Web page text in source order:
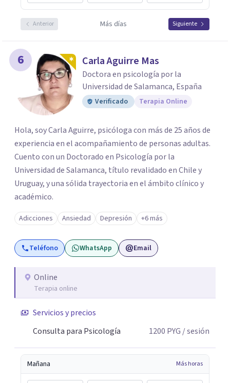
Anterior Más días Siguiente
6 Carla Aguirre Mas
Doctora en psicología por la
Universidad de Salamanca, España
Verificado Terapia Online
Hola, soy Carla Aguirre, psicóloga con más de 25 años de
experiencia en el acompañamiento de personas adultas.
Cuento con un Doctorado en Psicología por la
Universidad de Salamanca, título revalidado en Chile y
Uruguay, y una sólida trayectoria en el ámbito clínico y
académico.
Adicciones Ansiedad Depresión +6 más
Teléfono WhatsApp Email
Online
Terapia online
Servicios y precios
Consulta para Psicología
1200 PYG / sesión
Mañana Más horas